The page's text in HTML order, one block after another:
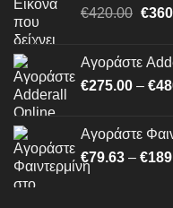
€420.00 €
Αγοράστε
€275.00 – €
Αγοράστε
€79.63 – €